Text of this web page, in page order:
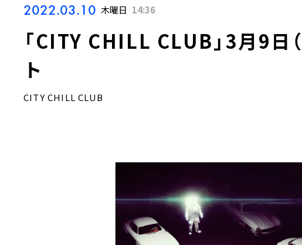
2022.03.10 木曜日 14:36
「CITY CHILL CLUB」3月9日
ト
CITY CHILL CLUB